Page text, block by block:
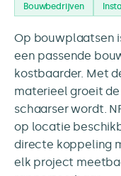
Bouwbedrijven
Op bouwplaatsen
een passende
kostbaarder. Met
materieel groeit
schaarser wordt.
op locatie
directe koppeling
elk project